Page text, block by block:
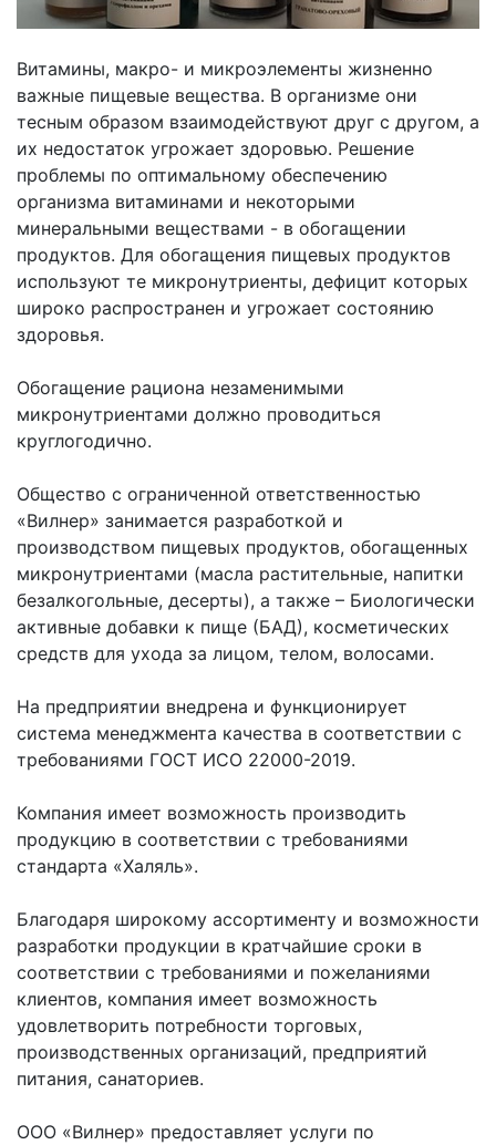
Витамины, макро- и микроэлементы жизненно
важные пищевые вещества. В организме они
тесным образом взаимодействуют друг с другом, а
их недостаток угрожает здоровью. Решение
проблемы по оптимальному обеспечению
организма витаминами и некоторыми
минеральными веществами - в обогащении
продуктов. Для обогащения пищевых продуктов
используют те микронутриенты, дефицит которых
широко распространен и угрожает состоянию
здоровья.
Обогащение рациона незаменимыми
микронутриентами должно проводиться
круглогодично.
Общество с ограниченной ответственностью
«Вилнер» занимается разработкой и
производством пищевых продуктов, обогащенных
микронутриентами (масла растительные, напитки
безалкогольные, десерты), а также – Биологически
активные добавки к пище (БАД), косметических
средств для ухода за лицом, телом, волосами.
На предприятии внедрена и функционирует
система менеджмента качества в соответствии с
требованиями ГОСТ ИСО 22000-2019.
Компания имеет возможность производить
продукцию в соответствии с требованиями
стандарта «Халяль».
Благодаря широкому ассортименту и возможности
разработки продукции в кратчайшие сроки в
соответствии с требованиями и пожеланиями
клиентов, компания имеет возможность
удовлетворить потребности торговых,
производственных организаций, предприятий
питания, санаториев.
ООО «Вилнер» предоставляет услуги по